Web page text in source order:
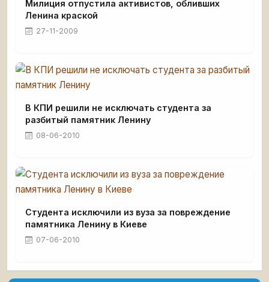
Милиция отпустила активистов, обливших
Ленина краской
27-11-2009
В КПИ решили не исключать студента за
разбитый памятник Ленину
08-06-2010
Студента исключили из вуза за повреждение
памятника Ленину в Киеве
07-06-2010